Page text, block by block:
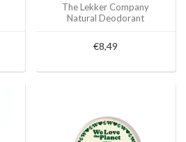
The Lekker Company
Natural Deodorant
€8,49